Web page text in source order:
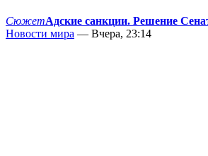
СюжетАдские санкции. Решение
Новости мира — Вчера, 23:14